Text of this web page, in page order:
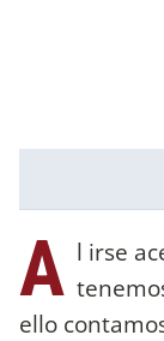
A l irse
ello